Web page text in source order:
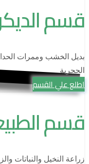
قسم
بديل الخشب وممرات
الحجرية
اطلع علي القسم
قسم
زراعة النخيل والنباتات